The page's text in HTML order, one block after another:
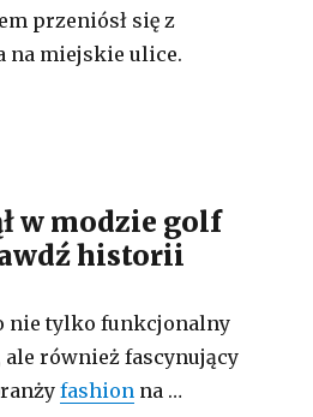
przeniósł się z
na miejskie ulice.
w modzie golf
historii
nie tylko funkcjonalny
ale również fascynujący
fashion na …